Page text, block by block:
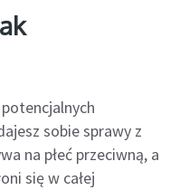
sobie sprawy z
na płeć przeciwną, a
się w całej